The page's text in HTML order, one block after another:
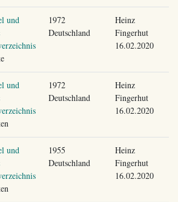
und
1972
Deutschland
Heinz
Fingerhut
16.02.2020
und
1972
Deutschland
Heinz
Fingerhut
16.02.2020
und
1955
Deutschland
Heinz
Fingerhut
16.02.2020